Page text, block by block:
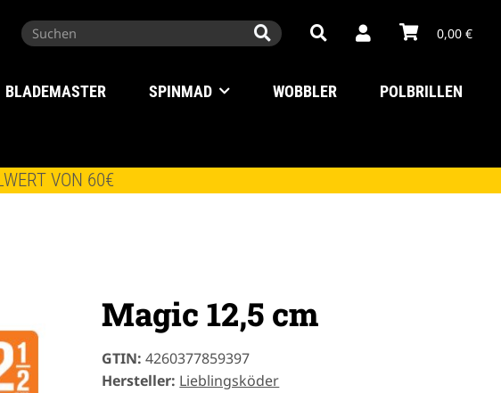
0,00 €
BLADEMASTER SPINMAD WOBBLER POLBRILLEN
VON 60€
Magic 12,5 cm
GTIN: 4260377859397
Hersteller: Lieblingsköder